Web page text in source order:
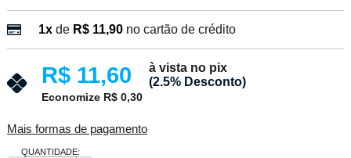
1xde R$ 11,90 no cartão de crédito
R$ 11,60
à vista no pix
(2.5% Desconto)
Economize R$ 0,30
Mais formas de pagamento
QUANTIDADE: